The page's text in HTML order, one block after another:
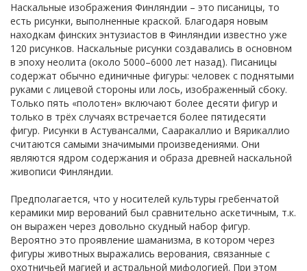
Наскальные изображения Финляндии – это писаницы, то
есть рисунки, выполненные краской. Благодаря новым
находкам финских энтузиастов в Финляндии известно уже
120 рисунков. Наскальные рисунки создавались в основном
в эпоху неолита (около 5000–6000 лет назад). Писаницы
содержат обычно единичные фигуры: человек с поднятыми
руками с лицевой стороны или лось, изображенный сбоку.
Только пять «полотен» включают более десяти фигур и
только в трёх случаях встречается более пятидесяти
фигур. Рисунки в Астувансалми, Сааракаллио и Вярикаллио
считаются самыми значимыми произведениями. Они
являются ядром содержания и образа древней наскальной
живописи Финляндии.
Предполагается, что у носителей культуры гребенчатой
керамики мир верований был сравнительно аскетичным, т.к.
он выражен через довольно скудный набор фигур.
Вероятно это проявление шаманизма, в котором через
фигуры животных выражались верования, связанные с
охотничьей магией и астральной мифологией. При этом